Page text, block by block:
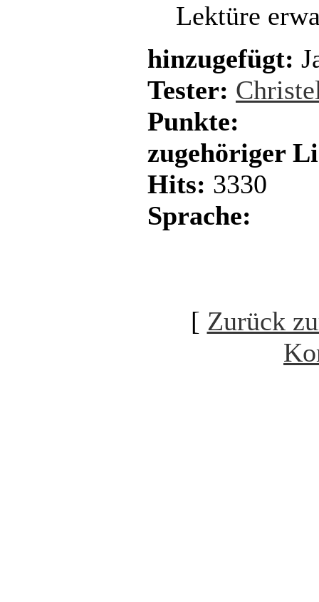
Lektüre
hinzugefügt:
Tester:
Punkte:
zugehöriger
Hits: 3330
Sprache:
[ Zurück